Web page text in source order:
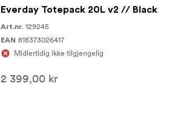
Everday Totepack 20L v2 // Black
Art.nr. 129245
EAN 818373026417
Midlertidig ikke tilgjengelig
2 399,00 kr